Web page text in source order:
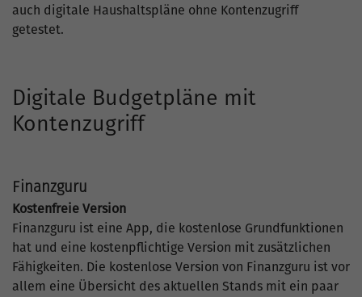
auch digitale Haushaltspläne ohne Kontenzugriff
getestet.
Digitale Budgetpläne mit
Kontenzugriff
Finanzguru
Kostenfreie Version
Finanzguru ist eine App, die kostenlose Grundfunktionen
hat und eine kostenpflichtige Version mit zusätzlichen
Fähigkeiten. Die kostenlose Version von Finanzguru ist vor
allem eine Übersicht des aktuellen Stands mit ein paar